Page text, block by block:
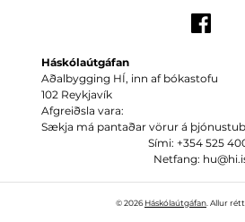
Háskólaútgáfan
Aðalbygging HÍ, inn af bókastofu
102 Reykjavík
Afgreiðsla vara:
Sækja má pantaðar vörur á
Sími: +354 525
Netfang:
© 2026Háskólaútgáfan . Allur